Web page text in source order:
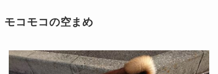
モコモコの空まめ